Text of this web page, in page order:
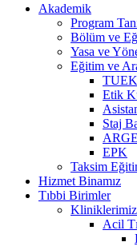
Akademik
Program
Bölüm ve
Yasa ve
Eğitim ve
TUEK
Etik
Staj
ARGE
EPK
Taksim
Hizmet Binamız
Tıbbi Birimler
Kliniklerimiz
Acil